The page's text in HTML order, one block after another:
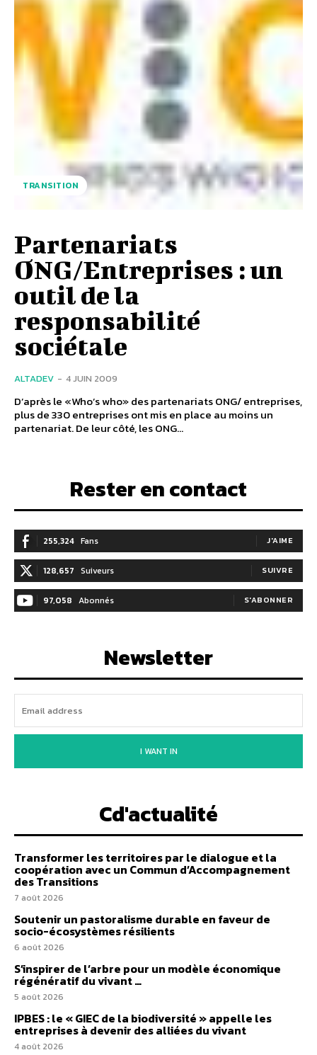
TRANSITION
Partenariats
ONG/Entreprises : un
outil de la
responsabilité
sociétale
ALTADEV - 4 JUIN 2009
D’après le «Who’s who» des partenariats ONG/ entreprises,
plus de 330 entreprises ont mis en place au moins un
partenariat. De leur côté, les ONG...
Rester en contact
255,324 Fans J'AIME
128,657 Suiveurs SUIVRE
97,058 Abonnés S'ABONNER
Newsletter
I WANT IN
Cd'actualité
Transformer les territoires par le dialogue et la
coopération avec un Commun d’Accompagnement
des Transitions
7 août 2026
Soutenir un pastoralisme durable en faveur de
socio-écosystèmes résilients
6 août 2026
S’inspirer de l’arbre pour un modèle économique
régénératif du vivant …
5 août 2026
IPBES : le « GIEC de la biodiversité » appelle les
entreprises à devenir des alliées du vivant
4 août 2026